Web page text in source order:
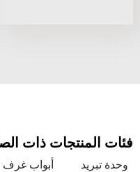
ذات الصلة
أبواب غرف
وحدة